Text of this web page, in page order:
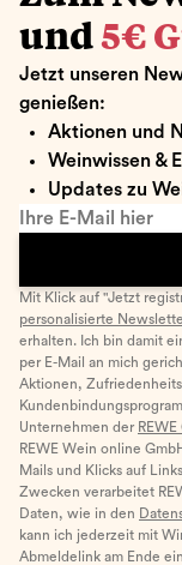
und 5€
Jetzt unseren
genießen:
Aktionen und
Weinwissen &
Updates zu
Ihre E-Mail hier
Mit Klick auf "Jetzt
personalisierte
erhalten. Ich bin damit
per E-Mail an mich
Aktionen,
Unternehmen der
REWE Wein online
Mails und Klicks auf
Zwecken verarbeitet
Daten, wie in den
kann ich jederzeit mit
Abmeldelink am Ende